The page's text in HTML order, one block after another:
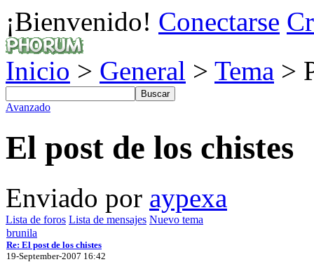
¡Bienvenido! Conectarse
Inicio > General > Tema >
Avanzado
El post de los chistes
Enviado por aypexa
Lista de foros Lista de mensajes Nuevo tema
brunila
Re: El post de los chistes
19-September-2007 16:42